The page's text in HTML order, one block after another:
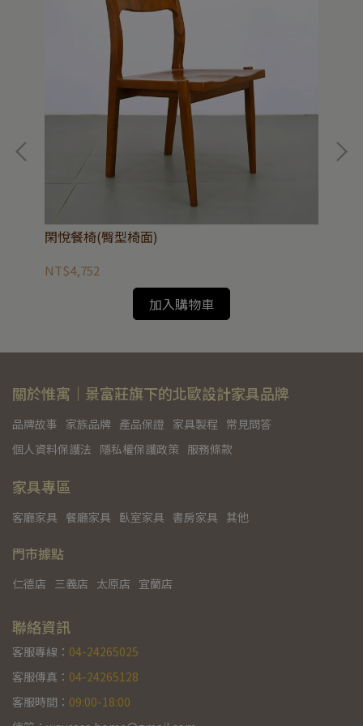
閑悅餐椅(臀型椅面)
NT$4,752
加入購物車
關於惟寓｜景富莊旗下的北歐設計家具品牌
品牌故事 家族品牌 產品保證 家具製程 常見問答
個人資料保護法 隱私權保護政策 服務條款
家具專區
客廳家具 餐廳家具 臥室家具 書房家具 其他
門市據點
仁德店 三義店 太原店 宜蘭店
聯絡資訊
客服專線： 04-24265025
客服傳真： 04-24265128
客服時間： 09:00-18:00